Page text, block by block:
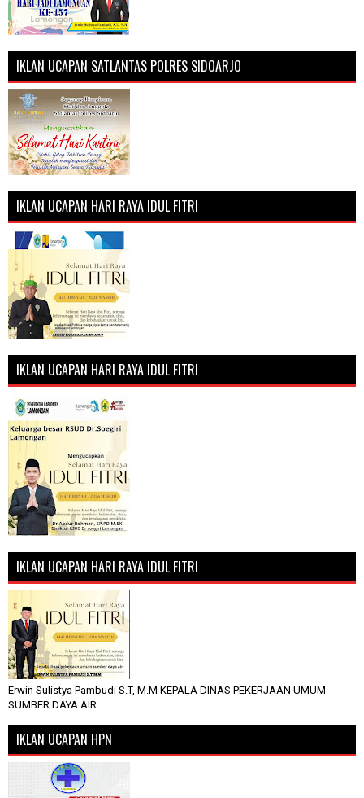
IKLAN UCAPAN SATLANTAS POLRES SIDOARJO
IKLAN UCAPAN HARI RAYA IDUL FITRI
IKLAN UCAPAN HARI RAYA IDUL FITRI
IKLAN UCAPAN HARI RAYA IDUL FITRI
Erwin Sulistya Pambudi S.T, M.M KEPALA DINAS PEKERJAAN UMUM
SUMBER DAYA AIR
IKLAN UCAPAN HPN